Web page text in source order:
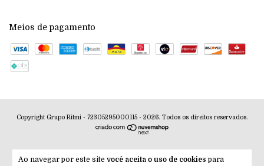
Ao navegar por este site você aceita o uso de cookies para
Meios de pagamento
Copyright Grupo Ritmi - 72305295000115 - 2026. Todos os direitos reservados.